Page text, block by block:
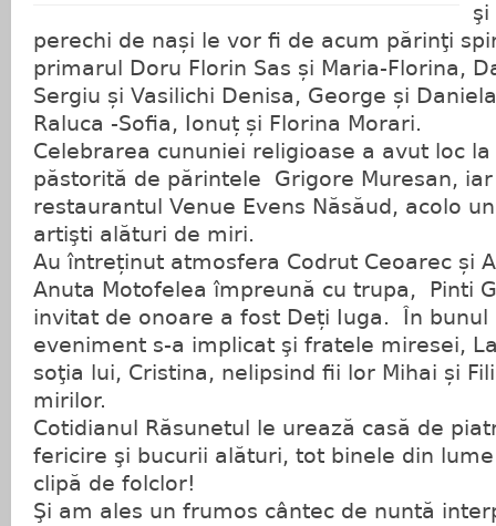
şi
perechi de nași le vor fi de acum părinţi
primarul Doru Florin Sas și Maria-Florina,
Sergiu și Vasilichi Denisa, George și
Raluca -Sofia, Ionuț și Florina Morari.
Celebrarea cununiei religioase a avut loc
păstorită de părintele Grigore Muresan,
restaurantul Venue Evens Năsăud, acolo
artişti alături de miri.
Au întreținut atmosfera Codrut Ceoarec și
Anuta Motofelea împreună cu trupa, Pinti
invitat de onoare a fost Deți Iuga. În bunul
eveniment s-a implicat şi fratele miresei,
soţia lui, Cristina, nelipsind fii lor Mihai și
mirilor.
Cotidianul Răsunetul le urează casă de
fericire şi bucurii alături, tot binele din
clipă de folclor!
Şi am ales un frumos cântec de nuntă